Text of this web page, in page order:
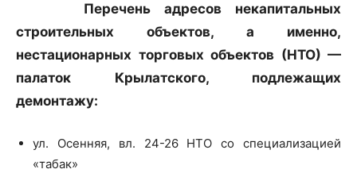
Перечень адресов некапитальных
строительных объектов, а именно,
нестационарных торговых объектов (НТО) —
палаток Крылатского, подлежащих
демонтажу:
ул. Осенняя, вл. 24-26 НТО со специализацией
«табак»